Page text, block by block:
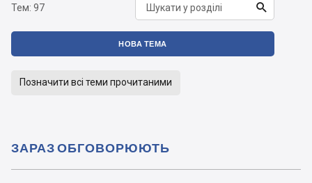
Тем: 97 
НОВА ТЕМА
Позначити всі теми прочитаними
ЗАРАЗ ОБГОВОРЮЮТЬ